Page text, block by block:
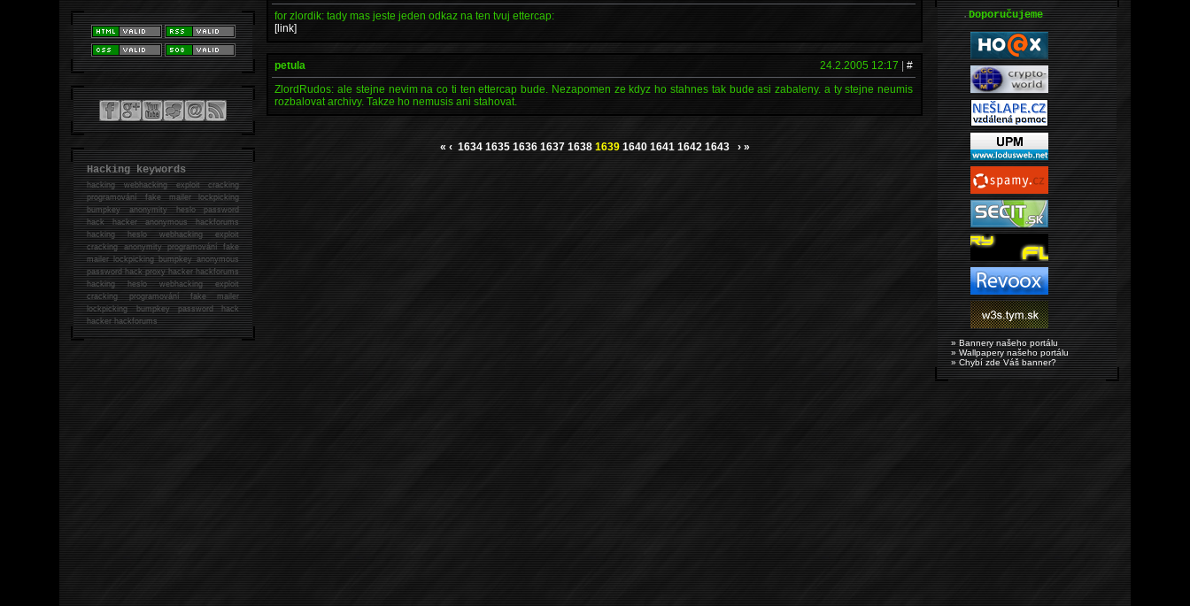
for zlordik: tady mas jeste jeden odkaz na ten tvuj ettercap:
[link]
petula 24.2.2005 12:17 |#
ZlordRudos: ale stejne nevim na co ti ten ettercap bude. Nezapomen ze kdyz ho stahnes tak bude asi zabaleny. a ty stejne neumis
rozbalovat archivy. Takze ho nemusis ani stahovat.
« ‹ 1634 1635 1636 1637 1638 1639 1640 1641 1642 1643 › »
Hacking keywords
hackingwebhacking exploit cracking
programování fake mailer lockpicking
bumpkey anonymity heslo password
hackhacker anonymous hackforums
hackingheslo webhacking exploit
cracking anonymity programování fake
mailer lockpicking bumpkey anonymous
password hack proxy hacker hackforums
hacking heslo webhacking exploit
cracking programování fake mailer
lockpicking bumpkey password hack
hackerhackforums
.Doporučujeme
» Bannery našeho portálu
» Wallpapery našeho portálu
» Chybí zde Váš banner?